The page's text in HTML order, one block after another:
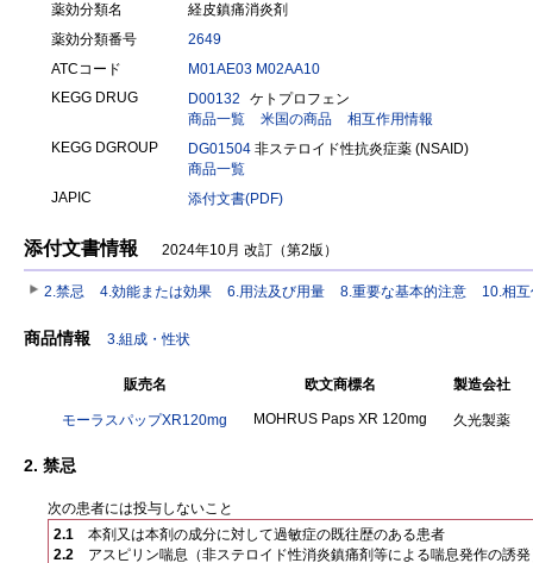
薬効分類名
経皮鎮痛消炎剤
薬効分類番号
2649
ATCコード
M01AE03 M02AA10
KEGG DRUG
D00132
ケトプロフェン
商品一覧
米国の商品
相互作用情報
KEGG DGROUP
DG01504 非ステロイド性抗炎症薬 (NSAID)
商品一覧
JAPIC
添付文書(PDF)
添付文書情報 2024年10月 改訂（第2版）
2.禁忌 4.効能または効果 6.用法及び用量 8.重要な基本的注意 10.相
商品情報 3.組成・性状
販売名 欧文商標名 製造会社
モーラスパップXR120mg MOHRUS Paps XR 120mg 久光製薬
2. 禁忌
次の患者には投与しないこと
2.1 本剤又は本剤の成分に対して過敏症の既往歴のある患者
2.2 アスピリン喘息（非ステロイド性消炎鎮痛剤等による喘息発作の誘